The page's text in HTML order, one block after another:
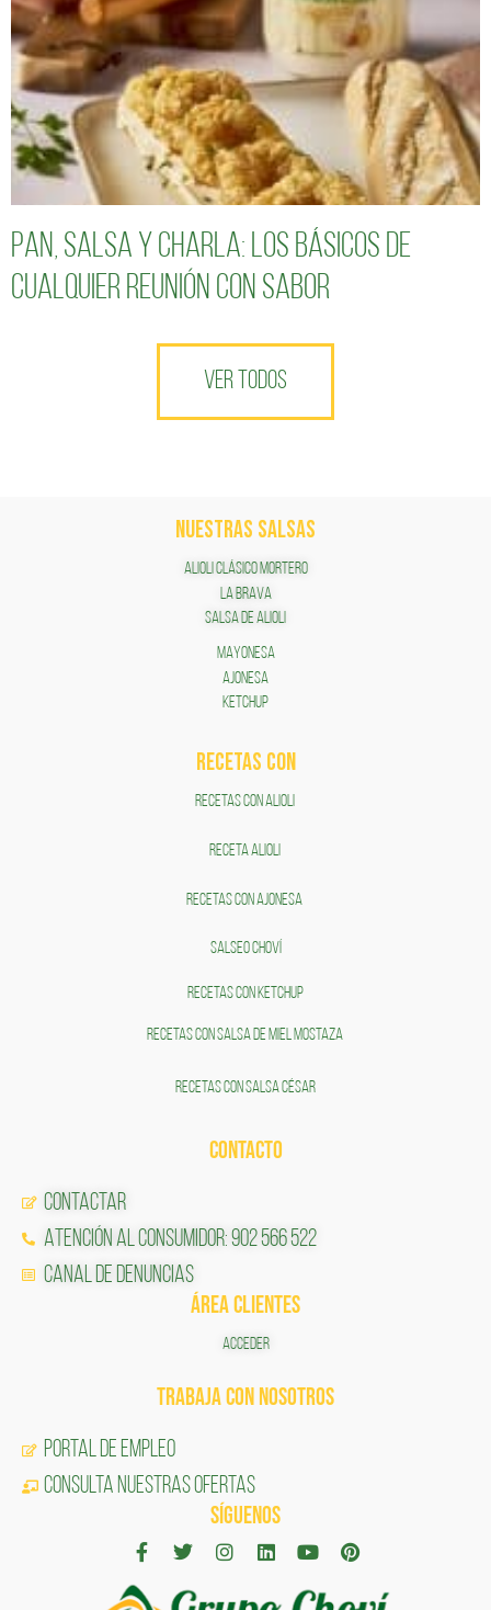
Pan, salsa y charla: los básicos de
cualquier reunión con sabor
VER TODOS
NUESTRAS SALSAS
ALIOLI CLÁSICO MORTERO
LA BRAVA
SALSA DE ALIOLI
MAYONESA
AJONESA
KETCHUP
RECETAS COn
RECETAS CON ALIOLI
RECETA ALIOLI
RECETAS CON AJONESA
SALSEO CHOVÍ
RECETAS CON KETCHUP
RECETAS CON SALSA DE MIEL MOSTAZA
RECETAS CON SALSA CÉSAR
CONTACTO
Contactar
Atención al Consumidor: 902 566 522
Canal de Denuncias
ÁREA CLIENTES
ACCEDER
TRABAJA CON NOSOTROS
Portal de Empleo
CONSULTA NUESTRAS OFERTAS
SÍGUENOS